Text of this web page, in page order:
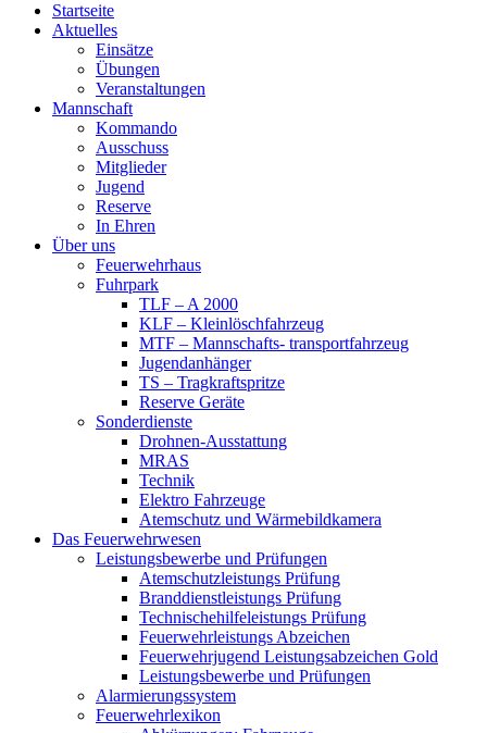
Startseite
Aktuelles
Einsätze
Übungen
Veranstaltungen
Mannschaft
Kommando
Ausschuss
Mitglieder
Jugend
Reserve
In Ehren
Über uns
Feuerwehrhaus
Fuhrpark
TLF – A 2000
KLF – Kleinlöschfahrzeug
MTF – Mannschafts- transportfahrzeug
Jugendanhänger
TS – Tragkraftspritze
Reserve Geräte
Sonderdienste
Drohnen-Ausstattung
MRAS
Technik
Elektro Fahrzeuge
Atemschutz und Wärmebildkamera
Das Feuerwehrwesen
Leistungsbewerbe und Prüfungen
Atemschutzleistungs Prüfung
Branddienstleistungs Prüfung
Technischehilfeleistungs Prüfung
Feuerwehrleistungs Abzeichen
Feuerwehrjugend Leistungsabzeichen Gold
Leistungsbewerbe und Prüfungen
Alarmierungssystem
Feuerwehrlexikon